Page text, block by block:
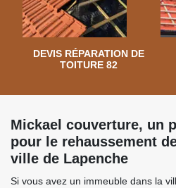
DEVIS RÉPARATION DE
TOITURE 82
Mickael couverture, un
pour le rehaussement
ville de Lapenche
Si vous avez un immeuble dans la